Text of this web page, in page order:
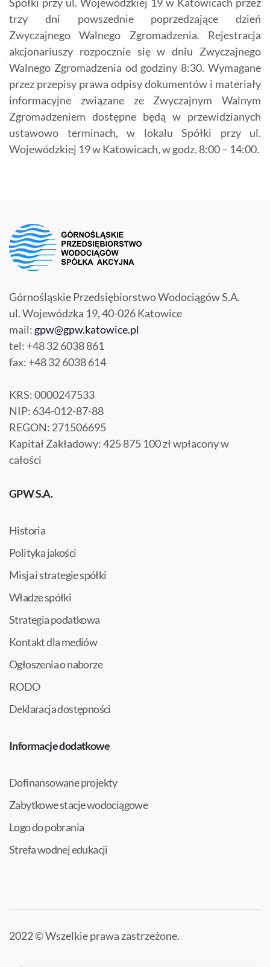
trzy dni powszednie poprzedzające dzień
Zwyczajnego Walnego Zgromadzenia. Rejestracja
akcjonariuszy rozpocznie się w dniu Zwyczajnego
Walnego Zgromadzenia od godziny 8:30. Wymagane
przez przepisy prawa odpisy dokumentów i materiały
informacyjne związane ze Zwyczajnym Walnym
Zgromadzeniem dostępne będą w przewidzianych
ustawowo terminach, w lokalu Spółki przy ul.
Wojewódzkiej 19 w Katowicach, w godz. 8:00 – 14:00.
Górnośląskie Przedsiębiorstwo Wodociągów S.A.
ul. Wojewódzka 19, 40-026 Katowice
mail: gpw@gpw.katowice.pl
tel: +48 32 6038 861
fax: +48 32 6038 614
KRS: 0000247533
NIP: 634-012-87-88
REGON: 271506695
Kapitał Zakładowy: 425 875 100 zł wpłacony w
całości
GPW S.A.
Historia
Polityka jakości
Misja i strategie spółki
Władze spółki
Strategia podatkowa
Kontakt dla mediów
Ogłoszenia o naborze
RODO
Deklaracja dostępności
Informacje dodatkowe
Dofinansowane projekty
Zabytkowe stacje wodociągowe
Logo do pobrania
Strefa wodnej edukacji
2022 © Wszelkie prawa zastrzeżone.